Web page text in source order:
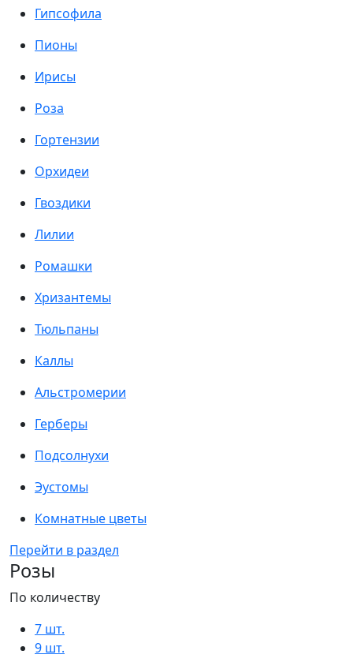
Гипсофила
Пионы
Ирисы
Роза
Гортензии
Орхидеи
Гвоздики
Лилии
Ромашки
Хризантемы
Тюльпаны
Каллы
Альстромерии
Герберы
Подсолнухи
Эустомы
Комнатные цветы
Перейти в раздел
Розы
По количеству
7 шт.
9 шт.